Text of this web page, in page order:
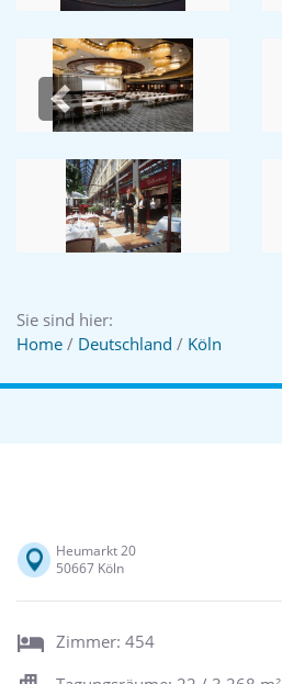
Previous
Sie sind hier:
Home / Deutschland / Köln
Heumarkt 20
50667 Köln
Zimmer: 454